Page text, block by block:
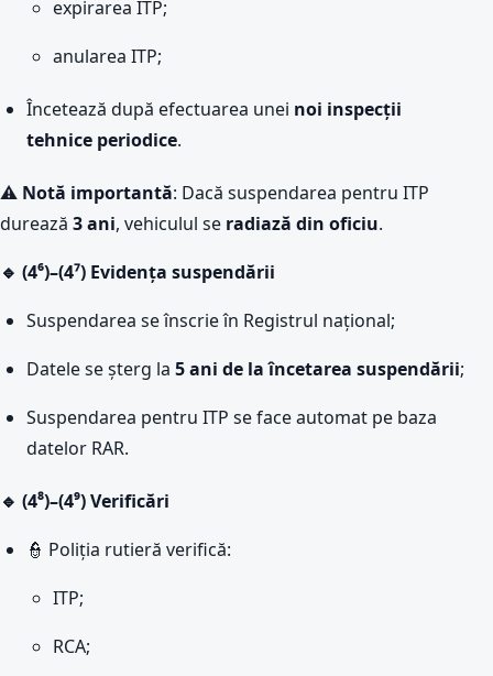
expirarea ITP;
anularea ITP;
Încetează după efectuarea unei noi inspecții
tehnice periodice.
⚠️ Notă importantă: Dacă suspendarea pentru ITP
durează 3 ani, vehiculul se radiază din oficiu.
🔹 (4⁶)–(4⁷) Evidența suspendării
Suspendarea se înscrie în Registrul național;
Datele se șterg la 5 ani de la încetarea suspendării;
Suspendarea pentru ITP se face automat pe baza
datelor RAR.
🔹 (4⁸)–(4⁹) Verificări
👮 Poliția rutieră verifică:
ITP;
RCA;